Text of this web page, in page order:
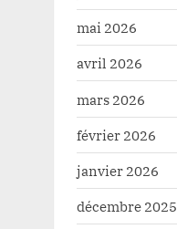
mai 2026
avril 2026
mars 2026
février 2026
janvier 2026
décembre 2025